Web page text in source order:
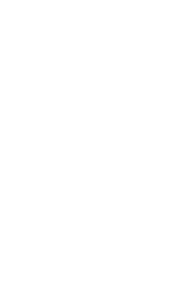
dass ihr
Genres zu
auf meinem
haben, die
hat. Nun arbeitet
machen sie